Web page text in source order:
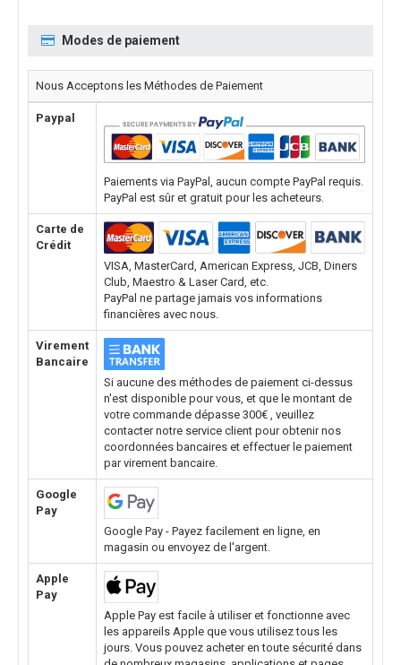
Modes de paiement
Nous Acceptons les Méthodes de Paiement
Paypal
Paiements via PayPal, aucun compte PayPal requis.
PayPal est sûr et gratuit pour les acheteurs.
Carte de
Crédit
VISA, MasterCard, American Express, JCB, Diners
Club, Maestro & Laser Card, etc.
PayPal ne partage jamais vos informations
financières avec nous.
Virement
Bancaire
Si aucune des méthodes de paiement ci-dessus
n'est disponible pour vous, et que le montant de
votre commande dépasse 300€ , veuillez
contacter notre service client pour obtenir nos
coordonnées bancaires et effectuer le paiement
par virement bancaire.
Google
Pay
Google Pay - Payez facilement en ligne, en
magasin ou envoyez de l'argent.
Apple
Pay
Apple Pay est facile à utiliser et fonctionne avec
les appareils Apple que vous utilisez tous les
jours. Vous pouvez acheter en toute sécurité dans